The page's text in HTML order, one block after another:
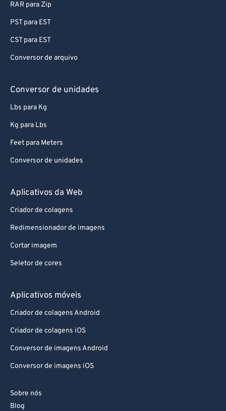
RAR para Zip
PST para EST
CST para EST
Conversor de arquivo
Conversor de unidades
Lbs para Kg
Kg para Lbs
Feet para Meters
Conversor de unidades
Aplicativos da Web
Criador de colagens
Redimensionador de imagens
Cortar imagem
Seletor de cores
Aplicativos móveis
Criador de colagens Android
Criador de colagens iOS
Conversor de imagens Android
Conversor de imagens iOS
Sobre nós
Blog